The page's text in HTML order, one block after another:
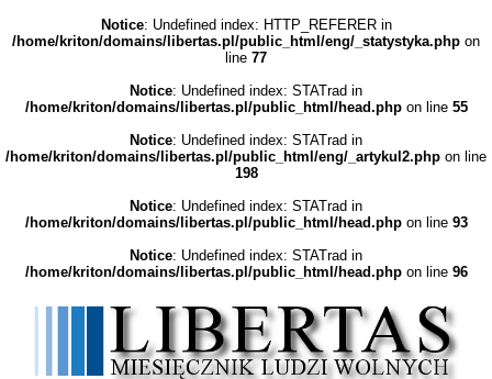
Notice: Undefined index: HTTP_REFERER in
/home/kriton/domains/libertas.pl/public_html/eng/_statystyka.php on
line 77
Notice: Undefined index: STATrad in
/home/kriton/domains/libertas.pl/public_html/head.phpon line 55
Notice: Undefined index: STATrad in
/home/kriton/domains/libertas.pl/public_html/eng/_artykul2.php on line
198
Notice: Undefined index: STATrad in
/home/kriton/domains/libertas.pl/public_html/head.phpon line 93
Notice: Undefined index: STATrad in
/home/kriton/domains/libertas.pl/public_html/head.phpon line 96